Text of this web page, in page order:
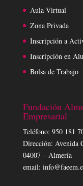
Aula Virtual
Zona Privada
Inscripción a
Inscripción en
Bolsa de Trabajo
Fundación
Empresarial
Teléfono: 950 181
Dirección: Avenida
04007 – Almería
email: